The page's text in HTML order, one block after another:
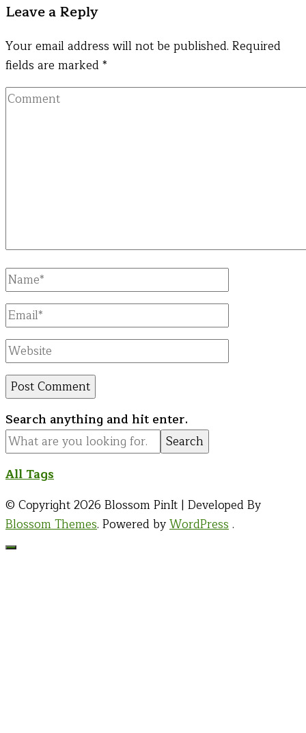
Leave a Reply
Your email address will not be published. Required
fields are marked *
Comment
Full
Name
Email
Website
Looking
for
Something?
Search anything and hit enter.
All Tags
© Copyright 2026 Blossom PinIt | Developed By
Blossom Themes. Powered byWordPress.